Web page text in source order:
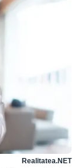
Realitatea.NET